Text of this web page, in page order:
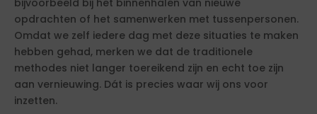
bijvoorbeeld bij het binnenhalen van nieuwe
opdrachten of het samenwerken met tussenpersonen.
Omdat we zelf iedere dag met deze situaties te maken
hebben gehad, merken we dat de traditionele
methodes niet langer toereikend zijn en echt toe zijn
aan vernieuwing. Dát is precies waar wij ons voor
inzetten.